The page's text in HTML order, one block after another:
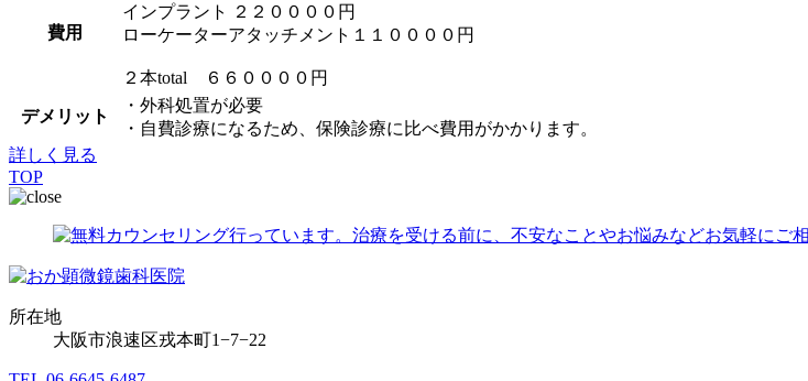
費用
インプラント ２２００００円
ローケーターアタッチメント１１００００円
２本total ６６００００円
デメリット
・外科処置が必要
・自費診療になるため、保険診療に比べ費用がかかります。
詳しく見る
TOP
所在地
大阪市浪速区戎本町1−7−22